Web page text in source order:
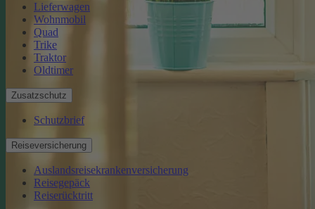
Lieferwagen
Wohnmobil
Quad
Trike
Traktor
Oldtimer
Zusatzschutz
Schutzbrief
Reiseversicherung
Auslandsreisekrankenversicherung
Reisegepäck
Reiserücktritt